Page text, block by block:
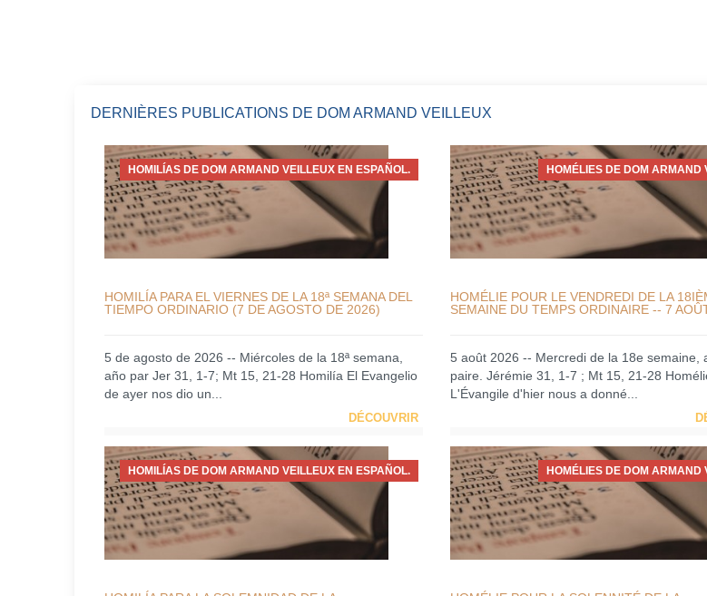
DERNIÈRES PUBLICATIONS DE DOM ARMAND VEILLEUX
HOMILÍAS DE DOM ARMAND VEILLEUX EN ESPAÑOL.
HOMILÍA PARA EL VIERNES DE LA 18ª SEMANA DEL
TIEMPO ORDINARIO (7 DE AGOSTO DE 2026)
5 de agosto de 2026 -- Miércoles de la 18ª semana,
año par Jer 31, 1-7; Mt 15, 21-28 Homilía El Evangelio
de ayer nos dio un...
DÉCOUVRIR
HOMÉLIES DE DOM ARMAND
HOMÉLIE POUR LE VENDREDI DE LA
SEMAINE DU TEMPS ORDINAIRE -- 7
5 août 2026 -- Mercredi de la 18e semaine,
paire. Jérémie 31, 1-7 ; Mt 15, 21-28
L'Évangile d'hier nous a donné...
HOMILÍAS DE DOM ARMAND VEILLEUX EN ESPAÑOL. HOMÉLIES DE DOM ARMAND